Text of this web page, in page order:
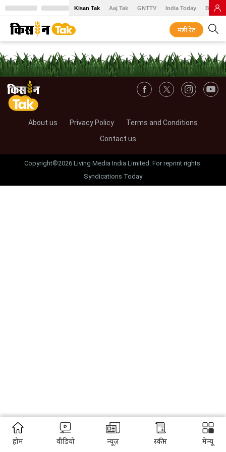
Kisan Tak Aaj Tak GNTTV India Today BT
मंडी रेट
About us Privacy Policy
Terms and Conditions
Contact us
Copyright©2026 Living Media India Limited. For reprint rights:
Syndications Today
होम वीडियो न्यूज़ स्कीम मेन्यू